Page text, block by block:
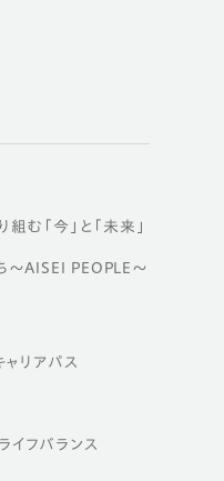
む「今」と「未来」
～AISEI PEOPLE～
リアパス
イフバランス